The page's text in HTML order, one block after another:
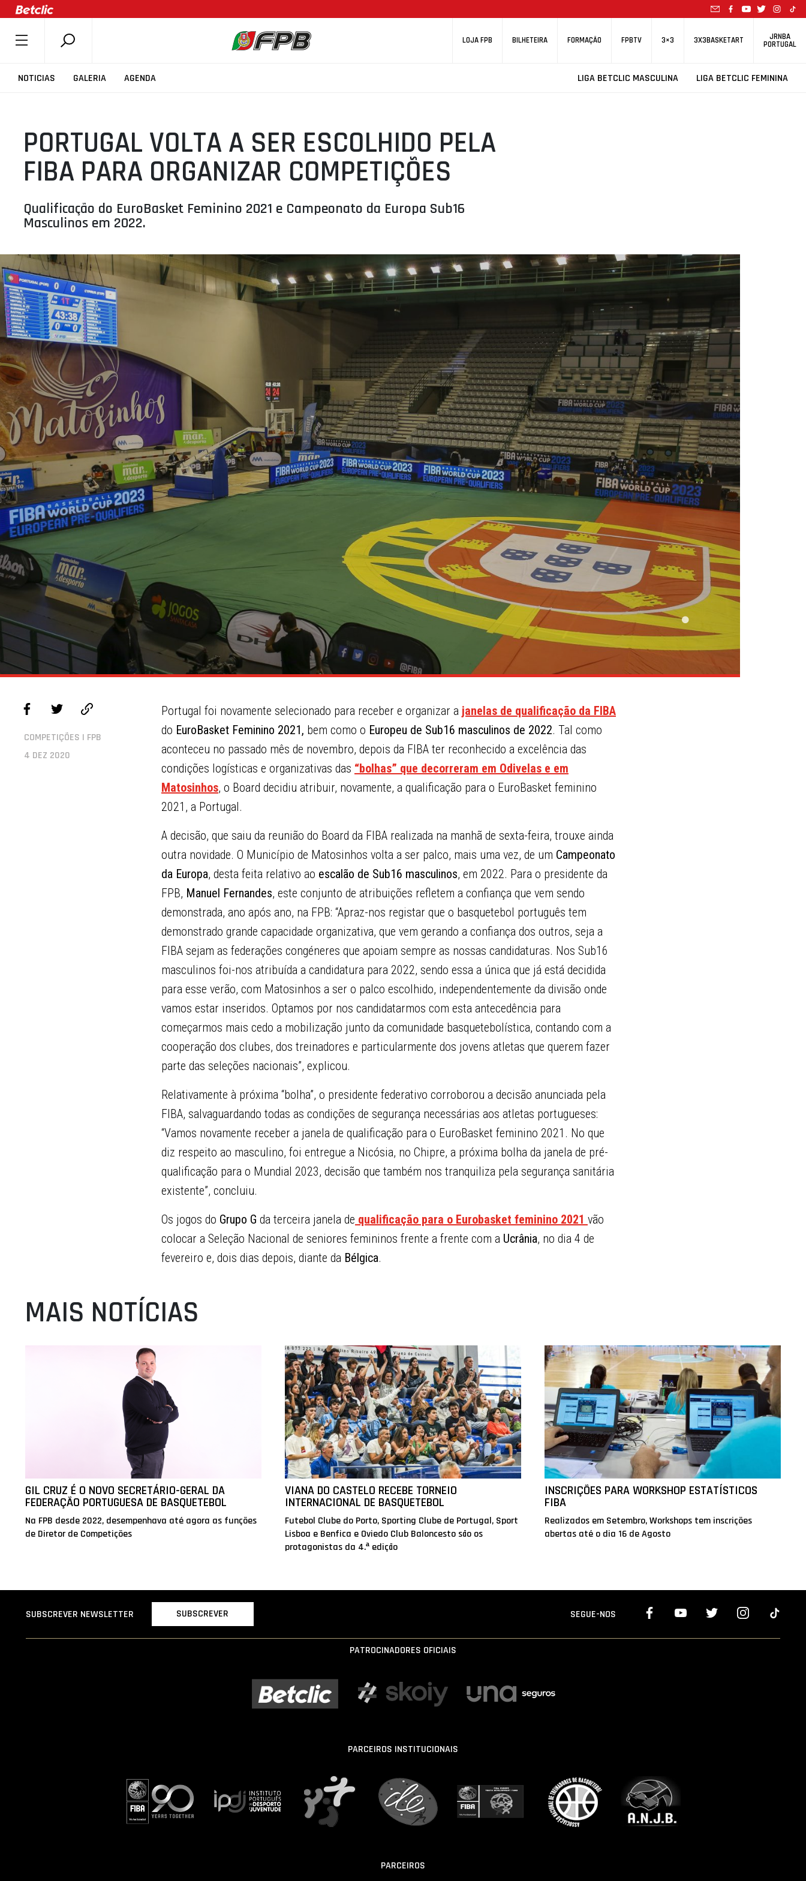
LOJA FPB BILHETEIRA FORMAÇÃO FPBTV 3×3 3X3BASKETART JRNBA
PORTUGAL
NOTICIAS GALERIA AGENDA LIGA BETCLIC MASCULINA LIGA BETCLIC FEMININA
SOBRE A FPB
COMPETIÇÕES
ASSOCIAÇÕES
CLUBES
AGENTES
AGENDA
MINIBASQUETE
ÁREA TÉCNICA
PROJETOS
PORTUGAL VOLTA A SER ESCOLHIDO PELA
FIBA PARA ORGANIZAR COMPETIÇÕES
Qualificação do EuroBasket Feminino 2021 e Campeonato da Europa Sub16
Masculinos em 2022.
COMPETIÇÕES | FPB
4 DEZ 2020
Portugal foi novamente selecionado para receber e organizar a janelas de qualificação da FIBA
do EuroBasket Feminino 2021, bem como o Europeu de Sub16 masculinos de 2022. Tal como
aconteceu no passado mês de novembro, depois da FIBA ter reconhecido a excelência das
condições logísticas e organizativas das “bolhas” que decorreram em Odivelas e em
Matosinhos, o Board decidiu atribuir, novamente, a qualificação para o EuroBasket feminino
2021, a Portugal.
A decisão, que saiu da reunião do Board da FIBA realizada na manhã de sexta-feira, trouxe ainda
outra novidade. O Município de Matosinhos volta a ser palco, mais uma vez, de um Campeonato
da Europa, desta feita relativo ao escalão de Sub16 masculinos, em 2022. Para o presidente da
FPB, Manuel Fernandes, este conjunto de atribuições refletem a confiança que vem sendo
demonstrada, ano após ano, na FPB: “Apraz-nos registar que o basquetebol português tem
demonstrado grande capacidade organizativa, que vem gerando a confiança dos outros, seja a
FIBA sejam as federações congéneres que apoiam sempre as nossas candidaturas. Nos Sub16
masculinos foi-nos atribuída a candidatura para 2022, sendo essa a única que já está decidida
para esse verão, com Matosinhos a ser o palco escolhido, independentemente da divisão onde
vamos estar inseridos. Optamos por nos candidatarmos com esta antecedência para
começarmos mais cedo a mobilização junto da comunidade basquetebolística, contando com a
cooperação dos clubes, dos treinadores e particularmente dos jovens atletas que querem fazer
parte das seleções nacionais”, explicou.
Relativamente à próxima “bolha”, o presidente federativo corroborou a decisão anunciada pela
FIBA, salvaguardando todas as condições de segurança necessárias aos atletas portugueses:
“Vamos novamente receber a janela de qualificação para o EuroBasket feminino 2021. No que
diz respeito ao masculino, foi entregue a Nicósia, no Chipre, a próxima bolha da janela de pré-
qualificação para o Mundial 2023, decisão que também nos tranquiliza pela segurança sanitária
existente”, concluiu.
Os jogos do Grupo G da terceira janela de qualificação para o Eurobasket feminino 2021 vão
colocar a Seleção Nacional de seniores femininos frente a frente com a Ucrânia, no dia 4 de
fevereiro e, dois dias depois, diante da Bélgica.
MAIS NOTÍCIAS
GIL CRUZ É O NOVO SECRETÁRIO-GERAL DA
FEDERAÇÃO PORTUGUESA DE BASQUETEBOL
Na FPB desde 2022, desempenhava até agora as funções
de Diretor de Competições
VIANA DO CASTELO RECEBE TORNEIO
INTERNACIONAL DE BASQUETEBOL
Futebol Clube do Porto, Sporting Clube de Portugal, Sport
Lisboa e Benfica e Oviedo Club Baloncesto são os
protagonistas da 4.ª edição
INSCRIÇÕES PARA WORKSHOP ESTATÍSTICOS
FIBA
Realizados em Setembro, Workshops tem inscrições
abertas até o dia 16 de Agosto
SUBSCREVER NEWSLETTER SUBSCREVER SEGUE-NOS
PATROCINADORES OFICIAIS
PARCEIROS INSTITUCIONAIS
PARCEIROS